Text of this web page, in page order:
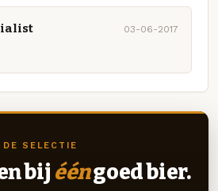
03-06-2017
DE SELECTIE
bij ééngoed bier.